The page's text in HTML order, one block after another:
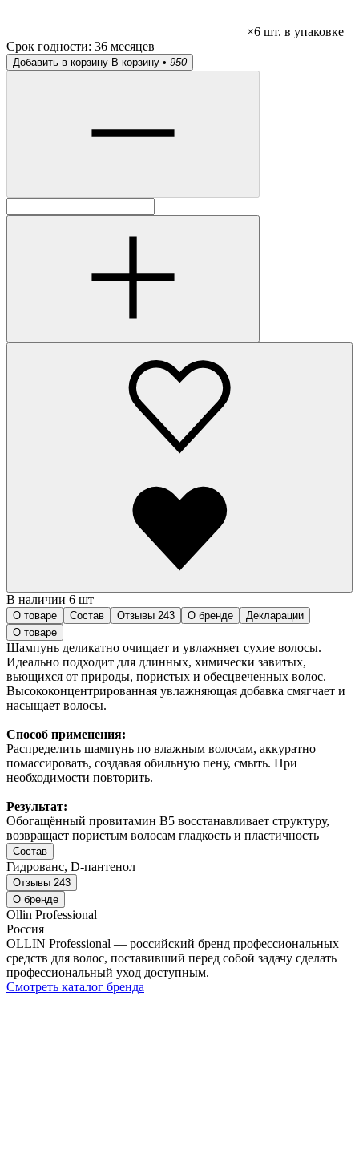
×6 шт. в упаковке
Срок годности: 36 месяцев
Добавить в корзину В корзину • 950
В наличии 6 шт
О товаре Состав Отзывы 243 О бренде
Декларации
О товаре
Шампунь деликатно очищает и увлажняет сухие волосы.
Идеально подходит для длинных, химически завитых,
вьющихся от природы, пористых и обесцвеченных волос.
Высококонцентрированная увлажняющая добавка смягчает и
насыщает волосы.
Способ применения:
Распределить шампунь по влажным волосам, аккуратно
помассировать, создавая обильную пену, смыть. При
необходимости повторить.
Результат:
Обогащённый провитамин B5 восстанавливает структуру,
возвращает пористым волосам гладкость и пластичность
Состав
Гидрованс, D-пантенол
Отзывы 243
О бренде
Ollin Professional
Россия
OLLIN Professional — российский бренд профессиональных
средств для волос, поставивший перед собой задачу сделать
профессиональный уход доступным.
Смотреть каталог бренда